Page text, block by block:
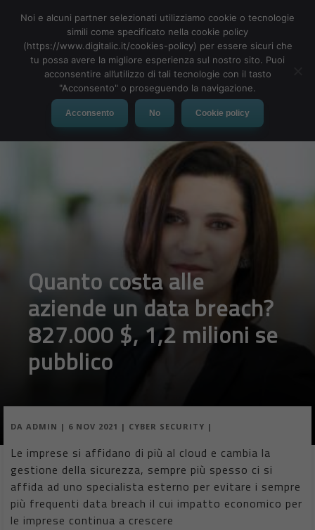
MENU
Quanto costa alle
aziende un data breach?
827.000 $, 1,2 milioni se
pubblico
DA ADMIN | 6 NOV 2021 | CYBER SECURITY |
Le imprese si affidano di più al cloud e cambia la
gestione della sicurezza, sempre più spesso ci si
affida ad uno specialista esterno per evitare i sempre
più frequenti data breach il cui impatto economico per
le imprese continua a crescere
Noi e alcuni partner selezionati utilizziamo cookie o tecnologie
simili come specificato nella cookie policy
(https://www.digitalic.it/cookies-policy) per essere sicuri che
tu possa avere la migliore esperienza sul nostro sito. Puoi
acconsentire all’utilizzo di tali tecnologie con il tasto
"Acconsento" o proseguendo la navigazione.
Acconsento No Cookie policy